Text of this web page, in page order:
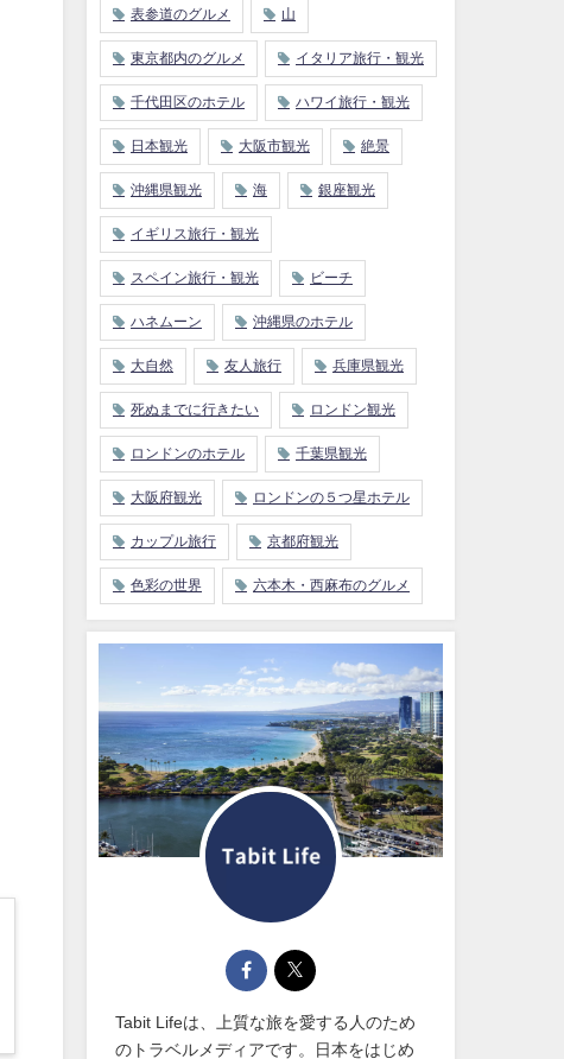
表参道のグルメ 山
東京都内のグルメ イタリア旅行・観光
千代田区のホテル ハワイ旅行・観光
日本観光 大阪市観光 絶景
沖縄県観光 海 銀座観光
イギリス旅行・観光
スペイン旅行・観光 ビーチ
ハネムーン 沖縄県のホテル
大自然 友人旅行 兵庫県観光
死ぬまでに行きたい ロンドン観光
ロンドンのホテル 千葉県観光
大阪府観光 ロンドンの５つ星ホテル
カップル旅行 京都府観光
色彩の世界 六本木・西麻布のグルメ
Tabit Lifeは、上質な旅を愛する人のため
のトラベルメディアです。日本をはじめ